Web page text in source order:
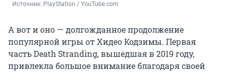
Источник: PlayStation / YouTube.com
А вот и оно — долгожданное продолжение
популярной игры от Хидео Кодзимы. Первая
часть Death Stranding, вышедшая в 2019 году,
привлекла большое внимание благодаря своей